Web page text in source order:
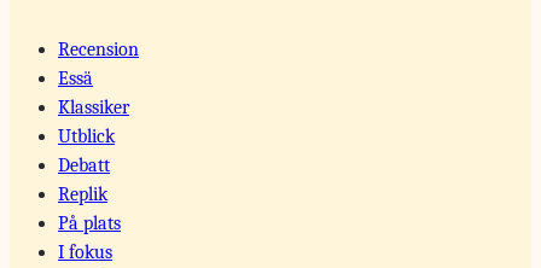
Recension
Essä
Klassiker
Utblick
Debatt
Replik
På plats
I fokus